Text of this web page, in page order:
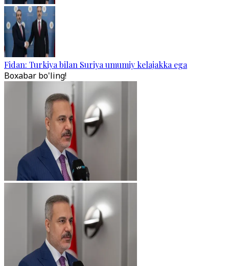
Fidan: Turkiya bilan Suriya umumiy kelajakka ega
Boxabar bo'ling!